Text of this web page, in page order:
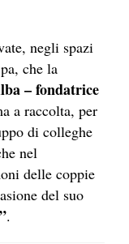
negli spazi
che la
– fondatrice
a raccolta, per
di colleghe
nel
delle coppie
del suo
.